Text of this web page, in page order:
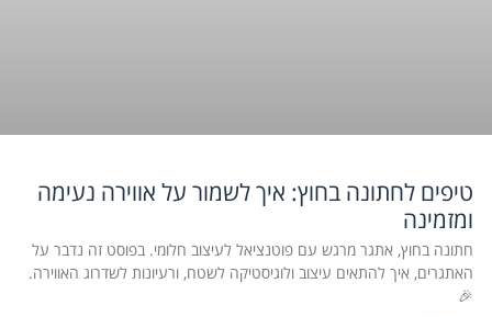
טיפים לחתונה בחוץ: איך לשמור על אווירה נעימה
ומזמינה
חתונה בחוץ, אתגר מרגש עם פוטנציאל לעיצוב חלומי. בפוסט זה נדבר על
האתגרים, איך להתאים עיצוב ולוגיסטיקה לשטח, ורעיונות לשדרוג האווירה.
🎉